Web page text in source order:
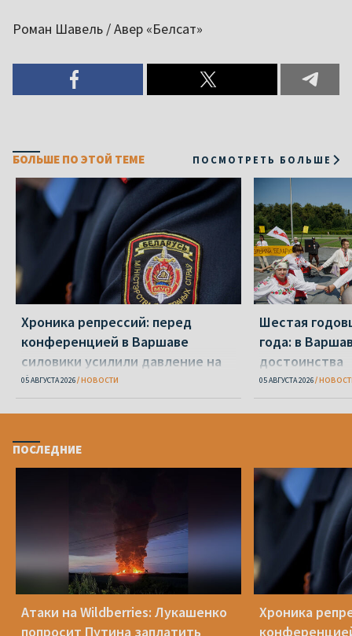
Роман Шавель / Авер «Белсат»
БОЛЬШЕ ПО ЭТОЙ ТЕМЕ ПОСМОТРЕТЬ БОЛЬШЕ
Хроника репрессий: перед
конференцией в Варшаве
силовики усилили давление на
беларусов
05 АВГУСТА 2026 НОВОСТИ
Шестая
года: в
достоинства
05 АВГУСТА 2026
ПОСЛЕДНИЕ
Атаки на Wildberries: Лукашенко
попросит Путина заплатить
Хроника